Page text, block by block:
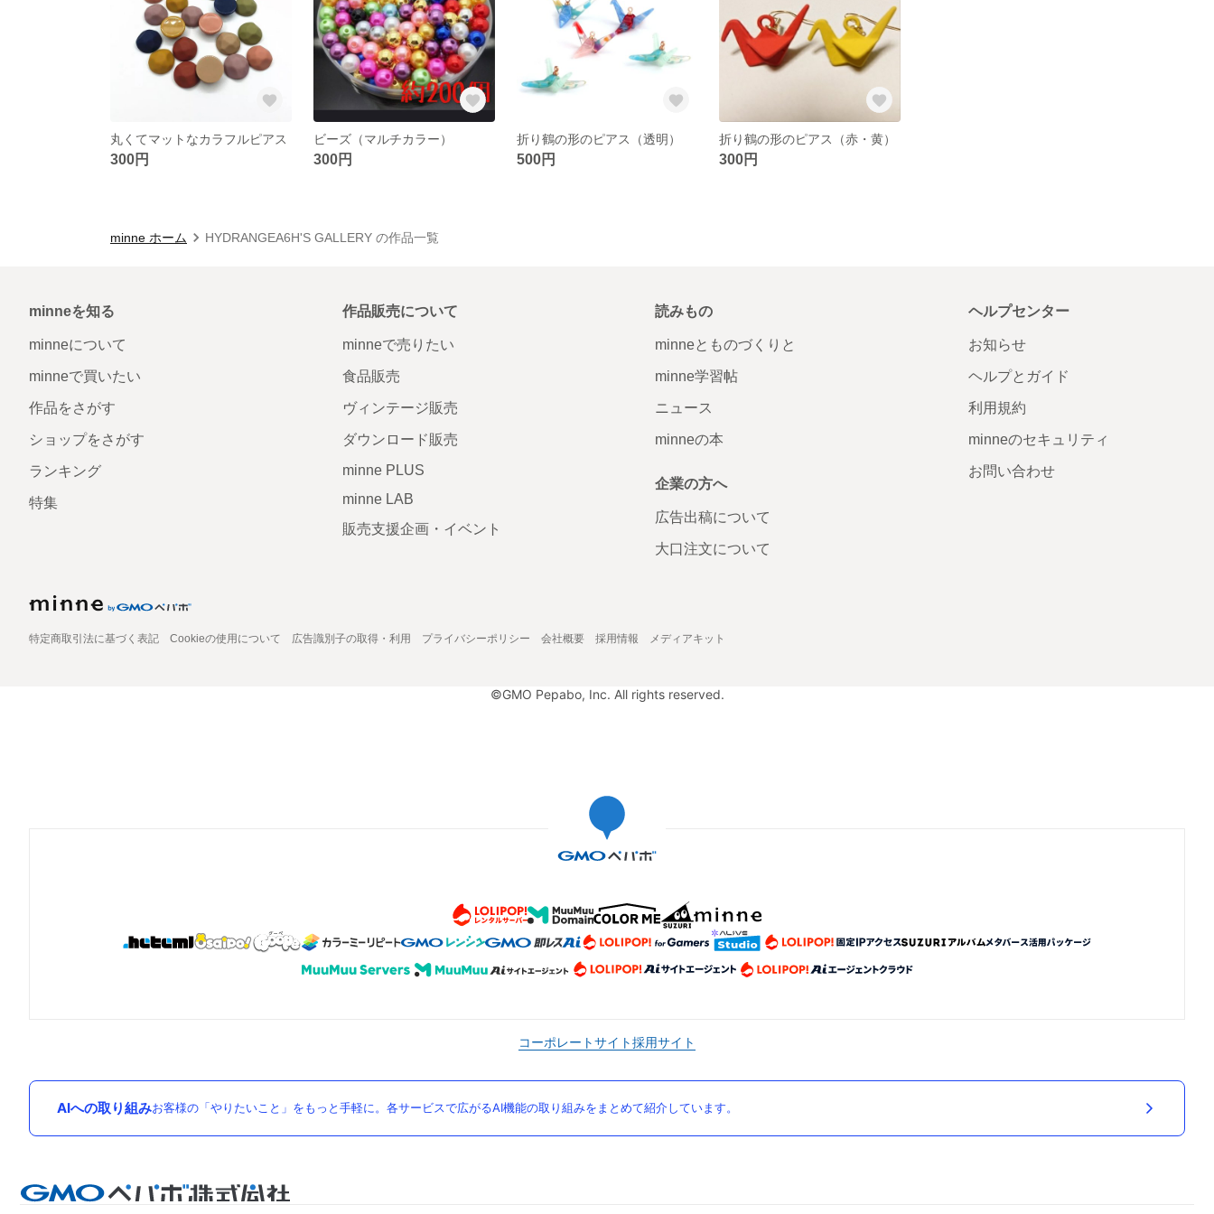
丸くてマットなカラフルピアス
300円
ビーズ（マルチカラー）
300円
折り鶴の形のピアス（透明）
500円
折り鶴の形のピアス（赤・黄）
300円
minne ホーム HYDRANGEA6H'S GALLERY の作品一覧
minneを知る
minneについて
minneで買いたい
作品をさがす
ショップをさがす
ランキング
特集
作品販売について
minneで売りたい
食品販売
ヴィンテージ販売
ダウンロード販売
minne PLUS
minne LAB
販売支援企画・イベント
読みもの
minneとものづくりと
minne学習帖
ニュース
minneの本
企業の方へ
広告出稿について
大口注文について
ヘルプセンター
お知らせ
ヘルプとガイド
利用規約
minneのセキュリティ
お問い合わせ
特定商取引法に基づく表記 Cookieの使用について 広告識別子の取得・利用 プライバシーポリシー 会社概要 採用情報 メディアキット
©GMO Pepabo, Inc. All rights reserved.
コーポレートサイト採用サイト
AIへの取り組みお客様の「やりたいこと」をもっと手軽に。各サービスで広がるAI機能の取り組みをまとめて紹介しています。